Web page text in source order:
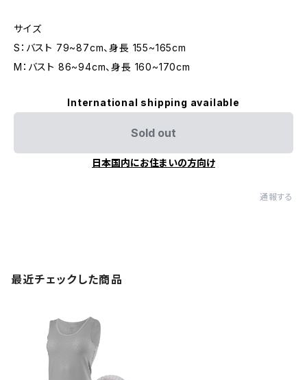
サイズ
S：バスト 79~87cm、身長 155~165cm
M：バスト 86~94cm、身長 160~170cm
International shipping available
Sold out
日本国内にお住まいの方向け
通報する
最近チェックした商品